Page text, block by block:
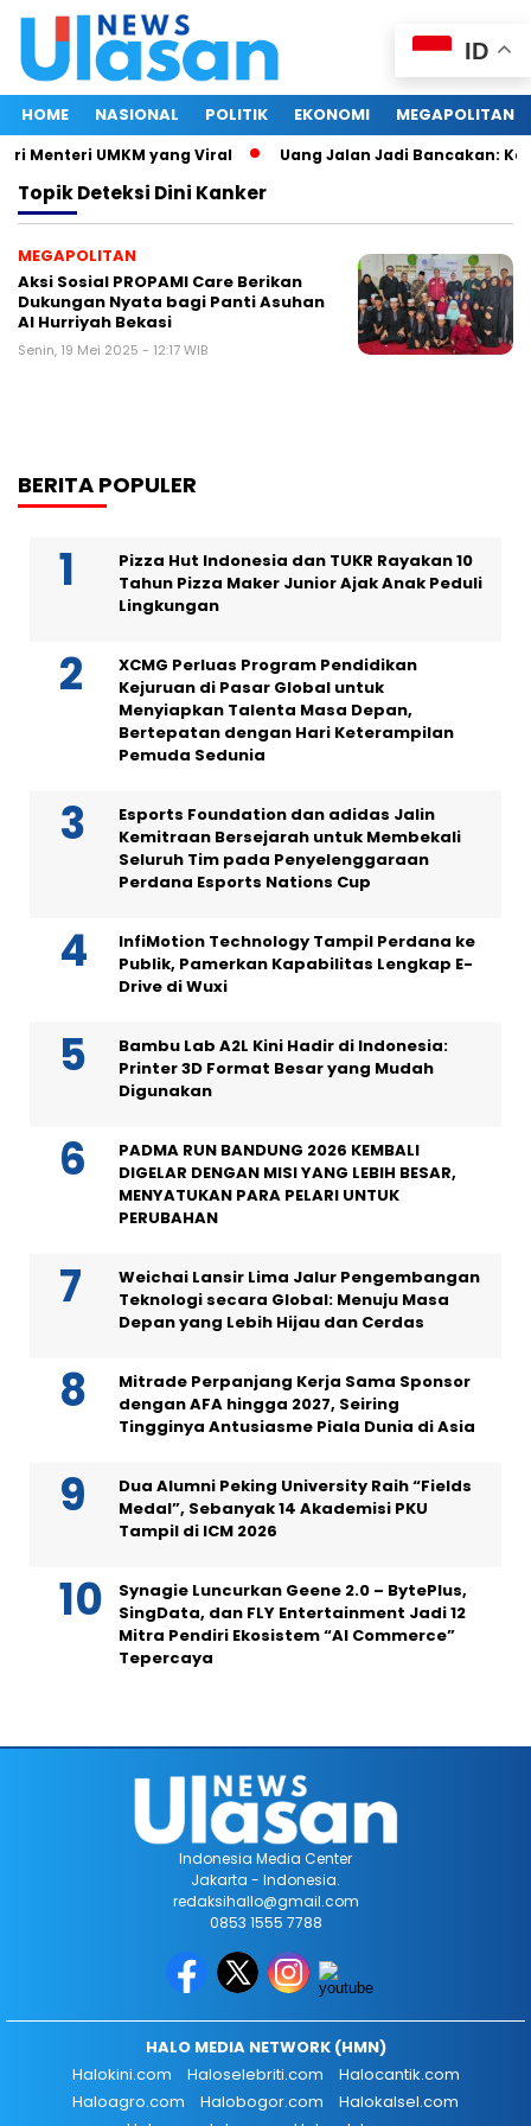
HOME NASIONAL POLITIK EKONOMI MEGAPOLITAN
Menteri UMKM yang Viral Uang Jalan Jadi Bancakan:
TopikDeteksi Dini Kanker
MEGAPOLITAN
Aksi Sosial PROPAMI Care Berikan
Dukungan Nyata bagi Panti Asuhan
Al Hurriyah Bekasi
Senin, 19 Mei 2025 - 12:17 WIB
BERITA POPULER
Pizza Hut Indonesia dan TUKR Rayakan 10
Tahun Pizza Maker Junior Ajak Anak Peduli
Lingkungan
XCMG Perluas Program Pendidikan
Kejuruan di Pasar Global untuk
Menyiapkan Talenta Masa Depan,
Bertepatan dengan Hari Keterampilan
Pemuda Sedunia
Esports Foundation dan adidas Jalin
Kemitraan Bersejarah untuk Membekali
Seluruh Tim pada Penyelenggaraan
Perdana Esports Nations Cup
InfiMotion Technology Tampil Perdana ke
Publik, Pamerkan Kapabilitas Lengkap E-
Drive di Wuxi
Bambu Lab A2L Kini Hadir di Indonesia:
Printer 3D Format Besar yang Mudah
Digunakan
PADMA RUN BANDUNG 2026 KEMBALI
DIGELAR DENGAN MISI YANG LEBIH BESAR,
MENYATUKAN PARA PELARI UNTUK
PERUBAHAN
Weichai Lansir Lima Jalur Pengembangan
Teknologi secara Global: Menuju Masa
Depan yang Lebih Hijau dan Cerdas
Mitrade Perpanjang Kerja Sama Sponsor
dengan AFA hingga 2027, Seiring
Tingginya Antusiasme Piala Dunia di Asia
Dua Alumni Peking University Raih “Fields
Medal”, Sebanyak 14 Akademisi PKU
Tampil di ICM 2026
Synagie Luncurkan Geene 2.0 – BytePlus,
SingData, dan FLY Entertainment Jadi 12
Mitra Pendiri Ekosistem “AI Commerce”
Tepercaya
ID
Indonesia Media Center
Jakarta - Indonesia.
redaksihallo@gmail.com
0853 1555 7788
HALO MEDIA NETWORK (HMN)
Halokini.com
Haloselebriti.com
Halocantik.com
Haloagro.com
Halobogor.com
Halokalsel.com